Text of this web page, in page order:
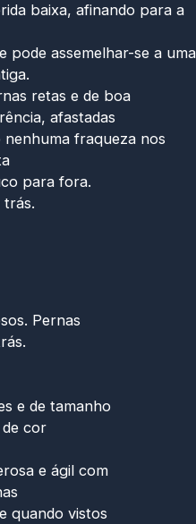
baixa, afinando para a
pode assemelhar-se a uma
retas e de boa
afastadas
fraqueza nos
para fora.
trás.
Pernas
e de tamanho
de cor
e ágil com
quando vistos